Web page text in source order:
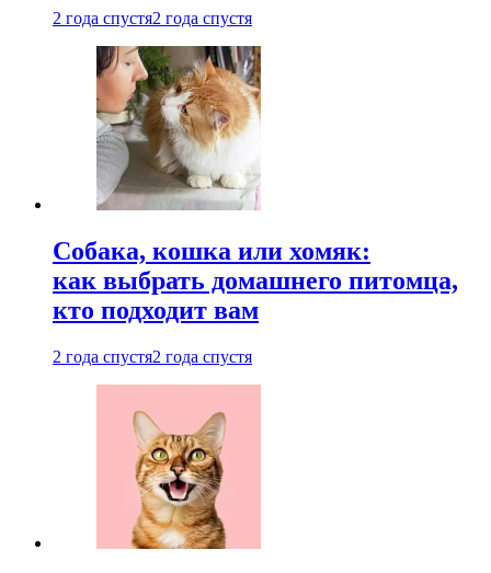
2 года спустя2 года спустя
Собака, кошка или хомяк:
как выбрать домашнего питомца,
кто подходит вам
2 года спустя2 года спустя